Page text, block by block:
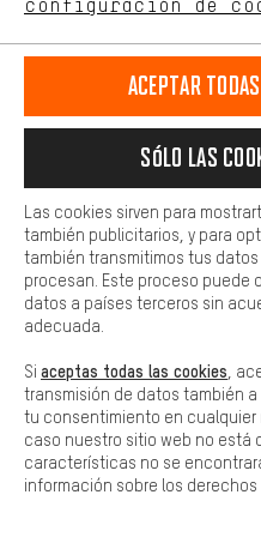
Herbert,General
Al
Más información
ENVÍO
SEGUIMIENTO DE PEDIDOS
INFORMACIÓN
PREGUNTAS FRECUENTES
configuración de
Más confort
cookies de comodidad,
sociales. Esto nos permite
adicionales que le
preguntas de forma rápida
Básica
Las cookies básicas
Aceptar
Sólo las
Las cookies sirven para
también publicitarios, y para
también transmitimos tus
procesan. Este proceso puede
datos a países terceros sin
adecuada.
Si aceptas todas las cookies ,
transmisión de datos también
tu consentimiento en cualquier
caso nuestro sitio web no está
características no se
información sobre los